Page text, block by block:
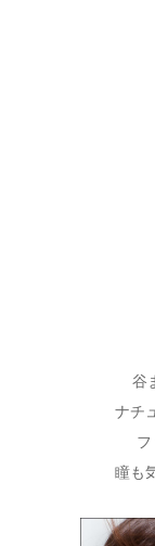
谷
ナチ
瞳も